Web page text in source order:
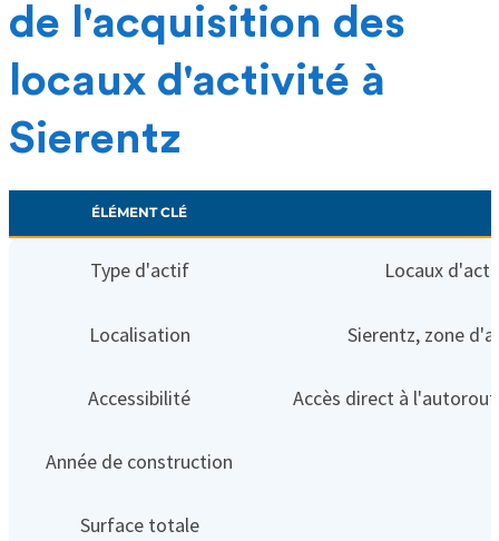
de l'acquisition des
locaux d'activité à
Sierentz
ÉLÉMENT CLÉ
Type d'actif Locaux
Localisation Sierentz, zone
Accessibilité Accès direct à
Année de construction
Surface totale